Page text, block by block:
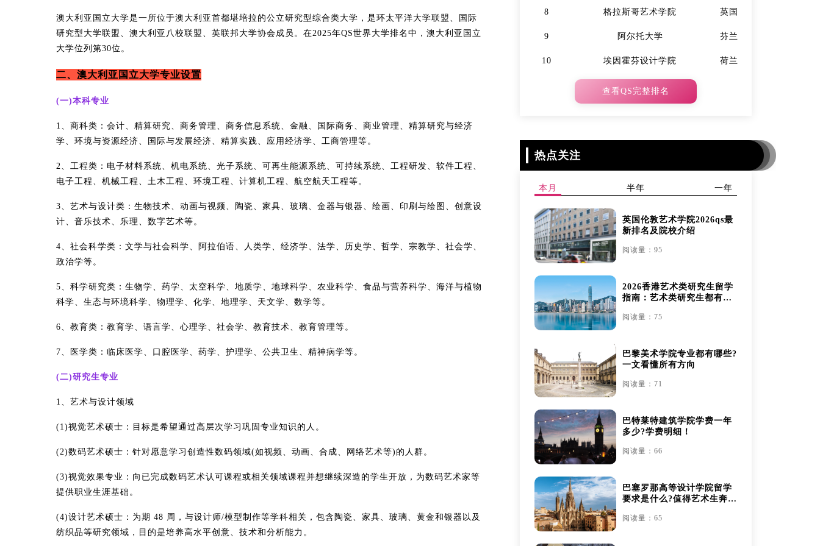
澳大利亚国立大学是一所位于澳大利亚首都堪培拉的公立研究型综合类大学，是环太平洋大学联盟、国际
研究型大学联盟、澳大利亚八校联盟、英联邦大学协会成员。在2025年QS世界大学排名中，澳大利亚国立
大学位列第30位。
二、澳大利亚国立大学专业设置
(一)本科专业
1、商科类：会计、精算研究、商务管理、商务信息系统、金融、国际商务、商业管理、精算研究与经济
学、环境与资源经济、国际与发展经济、精算实践、应用经济学、工商管理等。
2、工程类：电子材料系统、机电系统、光子系统、可再生能源系统、可持续系统、工程研发、软件工程、
电子工程、机械工程、土木工程、环境工程、计算机工程、航空航天工程等。
3、艺术与设计类：生物技术、动画与视频、陶瓷、家具、玻璃、金器与银器、绘画、印刷与绘图、创意设
计、音乐技术、乐理、数字艺术等。
4、社会科学类：文学与社会科学、阿拉伯语、人类学、经济学、法学、历史学、哲学、宗教学、社会学、
政治学等。
5、科学研究类：生物学、药学、太空科学、地质学、地球科学、农业科学、食品与营养科学、海洋与植物
科学、生态与环境科学、物理学、化学、地理学、天文学、数学等。
6、教育类：教育学、语言学、心理学、社会学、教育技术、教育管理等。
7、医学类：临床医学、口腔医学、药学、护理学、公共卫生、精神病学等。
(二)研究生专业
1、艺术与设计领域
(1)视觉艺术硕士：目标是希望通过高层次学习巩固专业知识的人。
(2)数码艺术硕士：针对愿意学习创造性数码领域(如视频、动画、合成、网络艺术等)的人群。
(3)视觉效果专业：向已完成数码艺术认可课程或相关领域课程并想继续深造的学生开放，为数码艺术家等
提供职业生涯基础。
(4)设计艺术硕士：为期 48 周，与设计师/模型制作等学科相关，包含陶瓷、家具、玻璃、黄金和银器以及
纺织品等研究领域，目的是培养高水平创意、技术和分析能力。
8 格拉斯哥艺术学院 英国
9 阿尔托大学 芬兰
10 埃因霍芬设计学院 荷兰
查看QS完整排名
热点关注
本月 半年 一年
英国伦敦艺术学院2026qs最
新排名及院校介绍
阅读量：95
2026香港艺术类研究生留学
指南：艺术类研究生都有哪
阅读量：75
巴黎美术学院专业都有哪些?
一文看懂所有方向
阅读量：71
巴特莱特建筑学院学费一年
多少?学费明细！
阅读量：66
巴塞罗那高等设计学院留学
要求是什么?值得艺术生奔赴
阅读量：65